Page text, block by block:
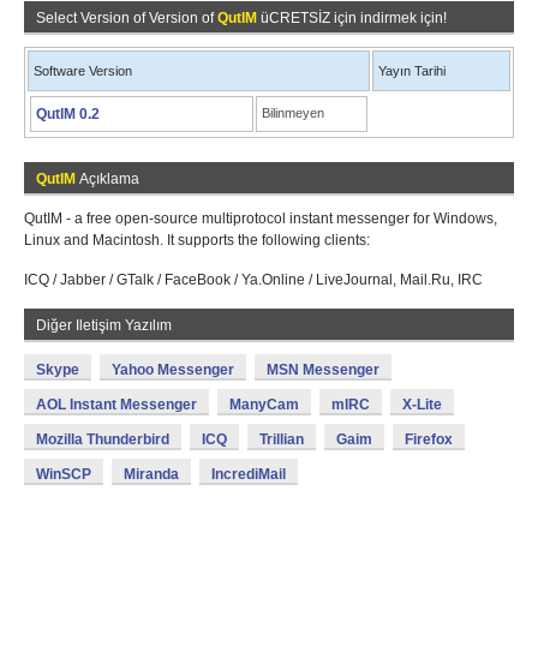
Select Version of Version ofQutIM üCRETSİZ için indirmek için!
Software Version Yayın Tarihi
QutIM 0.2 Bilinmeyen
QutIM Açıklama
QutIM - a free open-source multiprotocol instant messenger for Windows,
Linux and Macintosh. It supports the following clients:
ICQ / Jabber / GTalk / FaceBook / Ya.Online / LiveJournal, Mail.Ru, IRC
Diğer Iletişim Yazılım
Skype Yahoo Messenger MSN Messenger
AOL Instant Messenger ManyCam mIRC X-Lite
Mozilla Thunderbird ICQ Trillian Gaim Firefox
WinSCP Miranda IncrediMail